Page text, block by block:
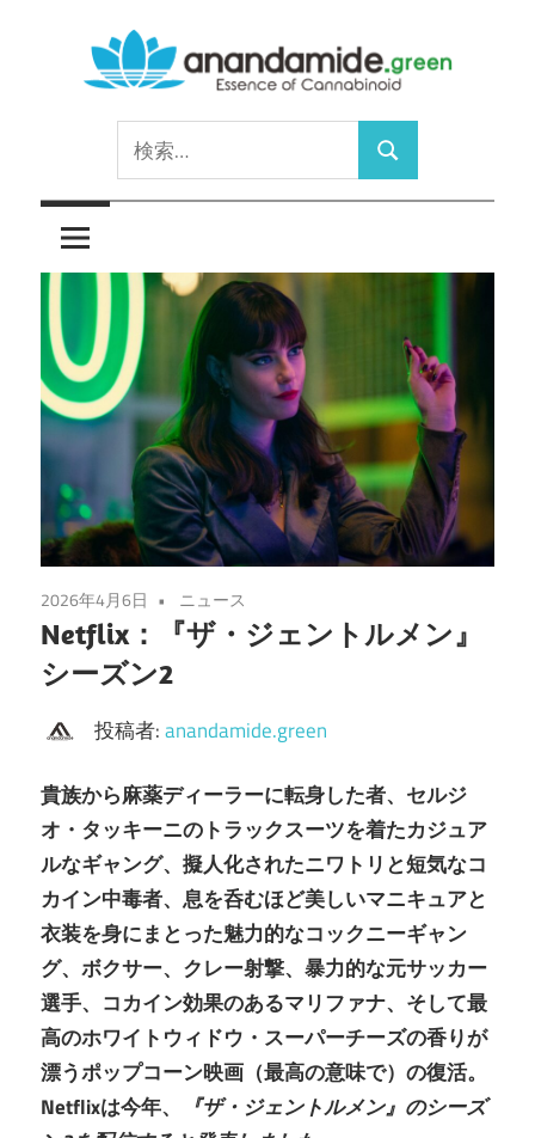
ッ
プ
anandamide.green
Cannabinoid
索:
検
索
2026年4月6日 ニュース
Netflix：『ザ・ジェントルメン』
シーズン2
投稿者:anandamide.green
貴族から麻薬ディーラーに転身した者、セルジ
オ・タッキーニのトラックスーツを着たカジュア
ルなギャング、擬人化されたニワトリと短気なコ
カイン中毒者、息を呑むほど美しいマニキュアと
衣装を身にまとった魅力的なコックニーギャン
グ、ボクサー、クレー射撃、暴力的な元サッカー
選手、コカイン効果のあるマリファナ、そして最
高のホワイトウィドウ・スーパーチーズの香りが
漂うポップコーン映画（最高の意味で）の復活。
Netflixは今年、
『ザ・ジェントルメン』のシーズ